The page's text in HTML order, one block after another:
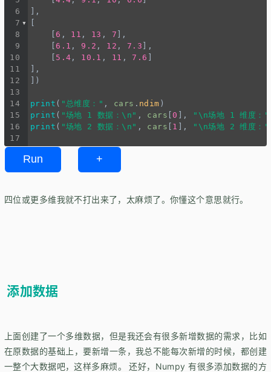
6
],
7
8
    [
6 , 11 , 13 , 7 ],
9
    [
6.1 , 9.2 , 12 , 7.3 ],
10
5.4 , 10.1 , 11 , 7.6
11
],
12
])
13
14
print ( "总维度：" , cars . ndim )
15
print ( "场地 1 数据：\n" , cars [0 ], "\n场地 1 维度："
16
print ( "场地 2 数据：\n" , cars 1 ], "\n场地 2 维度："
17
Run +
四位或更多维我就不打出来了，太麻烦了。你懂这个意思就行。
添加数据
上面创建了一个多维数据，但是我还会有很多新增数据的需求，比如
在原数据的基础上，要新增一条，我总不能每次新增的时候，都创建
一整个大数据吧，这样多麻烦。 还好，Numpy 有很多添加数据的方